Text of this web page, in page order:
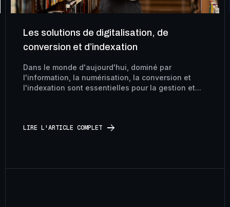
Le salon international de l’édition et du
livre
Le salon international de l'édition et du livre est
un grand évènement culturel où se réunissent les
passionnés de livres, les éditeurs,...
LIRE L'ARTICLE COMPLET